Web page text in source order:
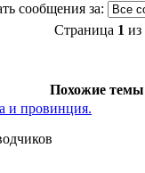
сообщения за:
Страница 1 из
Похожие темы
и провинция.